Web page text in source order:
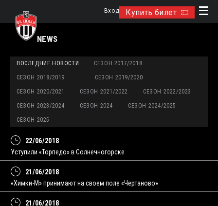
Купить билет
Вход
NEWS
ПОСЛЕДНИЕ НОВОСТИ СЕЗОН 2017/2018
СЕЗОН 2018/2019 СЕЗОН 2019/2020
СЕЗОН 2020/2021 СЕЗОН 2021/2022 СЕЗОН 2022/2023
СЕЗОН 2023/2024 СЕЗОН 2024 СЕЗОН 2024/2025
СЕЗОН 2025
22/06/2018
Уступили «Торпедо» в Солнечногорске
21/06/2018
«Химки-М» принимают на своем поле «Чертаново»
21/06/2018